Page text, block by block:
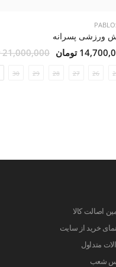
ورزشی پسرانه
تومان 21,000,000 تومان
26
27
28
29
30
اصالت کالا
خرید از سایت
متداول
شعب